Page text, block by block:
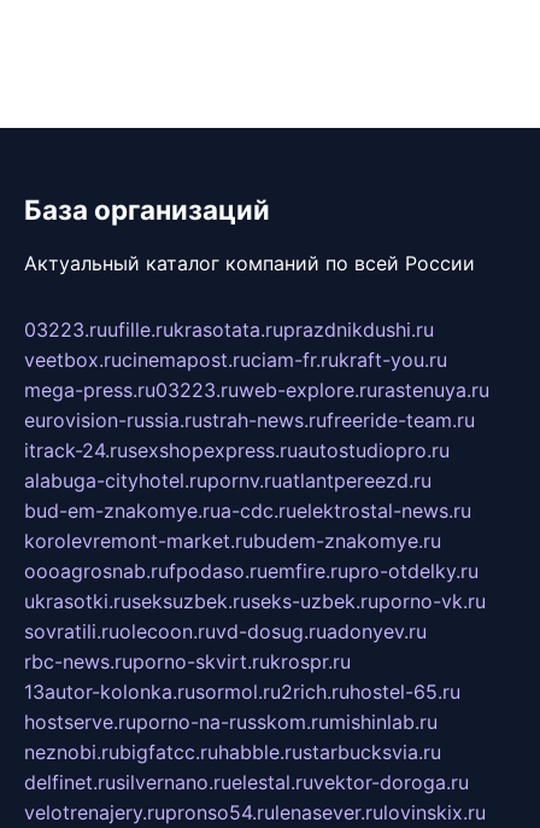
База организаций
Актуальный каталог компаний по всей России
03223.ruufille.rukrasotata.ruprazdnikdushi.ru
veetbox.rucinemapost.ruciam-fr.rukraft-you.ru
mega-press.ru03223.ruweb-explore.rurastenuya.ru
eurovision-russia.rustrah-news.rufreeride-team.ru
itrack-24.rusexshopexpress.ruautostudiopro.ru
alabuga-cityhotel.rupornv.ruatlantpereezd.ru
bud-em-znakomye.rua-cdc.ruelektrostal-news.ru
korolevremont-market.rubudem-znakomye.ru
oooagrosnab.rufpodaso.ruemfire.rupro-otdelky.ru
ukrasotki.ruseksuzbek.ruseks-uzbek.ruporno-vk.ru
sovratili.ruolecoon.ruvd-dosug.ruadonyev.ru
rbc-news.ruporno-skvirt.rukrospr.ru
13autor-kolonka.rusormol.ru2rich.ruhostel-65.ru
hostserve.ruporno-na-russkom.rumishinlab.ru
neznobi.rubigfatcc.ruhabble.rustarbucksvia.ru
delfinet.rusilvernano.ruelestal.ruvektor-doroga.ru
velotrenajery.rupronso54.rulenasever.rulovinskix.ru